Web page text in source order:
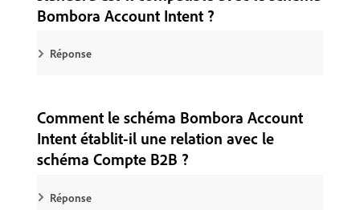
Bombora Account Intent ?
Réponse
Comment le schéma Bombora Account
Intent établit-il une relation avec le
schéma Compte B2B ?
Réponse